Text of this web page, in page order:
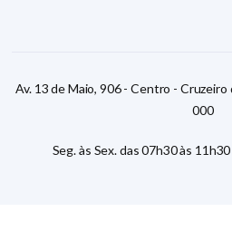
Av. 13 de Maio, 906 - Centro -
000
Seg. às Sex. das 07h30 às